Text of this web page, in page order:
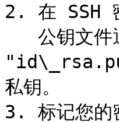
2. 在 SSH
私钥。
3. 标记您的